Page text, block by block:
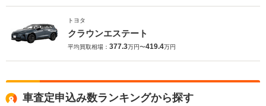
トヨタ
クラウンエステート
平均買取相場： 377.3万円〜419.4万円
車査定申込み数ランキングから探す